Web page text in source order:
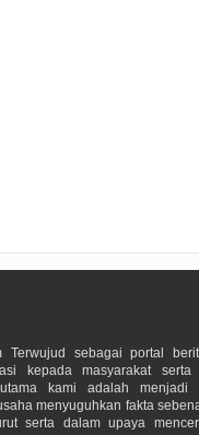
Terwujud sebagai portal
kepada masyarakat serta
kami adalah menjadi
menyuguhkan fakta
serta dalam upaya